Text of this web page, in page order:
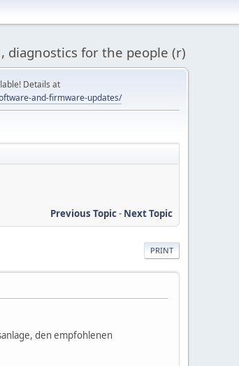
diagnostics for the people (r)
Details at
and-firmware-updates/
Previous Topic- Next Topic
PRINT
den empfohlenen